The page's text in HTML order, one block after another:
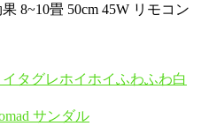
8~10畳 50cm 45W リモコン
タグレホイホイふわふわ白
サンダル